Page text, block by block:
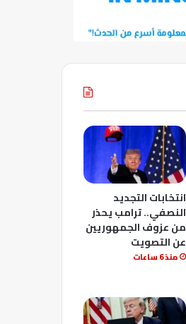
انتخابات التجديد
النصفي.. ترامب يحذر
من عزوف الجمهوريين
عن التصويت
منذ 6 ساعات